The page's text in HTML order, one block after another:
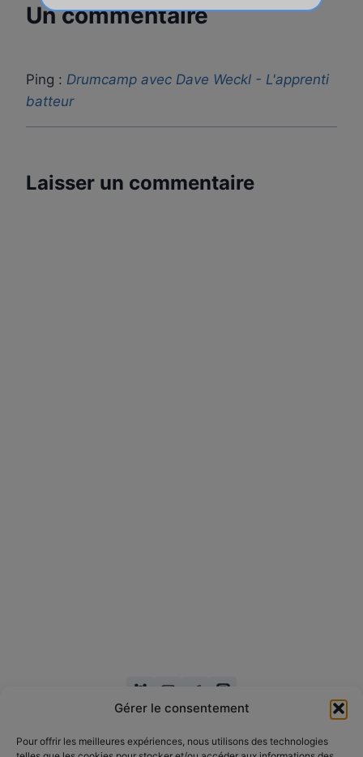
Gérer le consentement
Pour offrir les meilleures expériences, nous utilisons des technologies
Un commentaire
Ping : Drumcamp avec Dave Weckl - L'apprenti
batteur
Laisser un commentaire